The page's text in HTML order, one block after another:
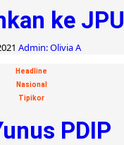
ke JPU
Admin: Olivia A
Headline
Nasional
Tipikor
PDIP